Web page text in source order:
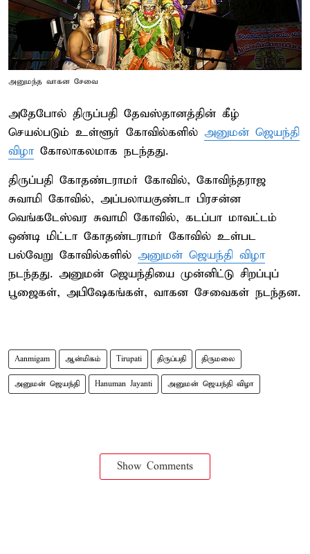
அனுமந்த வாகன சேவை
அதேபோல் திருப்பதி தேவஸ்தானத்தின் கீழ்
செயல்படும் உள்ளூர் கோவில்களில் அனுமன் ஜெயந்தி
விழா கோலாகலமாக நடந்தது.
திருப்பதி கோதண்டராமர் கோவில், கோவிந்தராஜ
சுவாமி கோவில், அப்பலாயகுண்டா பிரசன்ன
வெங்கடேஸ்வர சுவாமி கோவில், கடப்பா மாவட்டம்
ஒண்டி மிட்டா கோதண்டராமர் கோவில் உள்பட
பல்வேறு கோவில்களில் அனுமன் ஜெயந்தி விழா
நடந்தது. அனுமன் ஜெயந்தியை முன்னிட்டு சிறப்புப்
பூஜைகள், அபிஷேகங்கள், வாகன சேவைகள் நடந்தன.
Aanmigam ஆன்மிகம் Tirupati திருப்பதி திருமலை
அனுமன் ஜெயந்தி Hanuman Jayanti அனுமன் ஜெயந்தி விழா
Show Comments